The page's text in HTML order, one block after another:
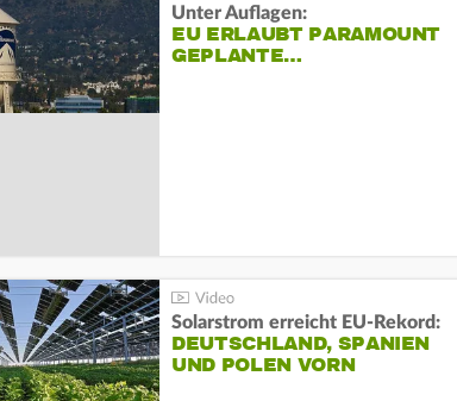
Unter Auflagen:
EU ERLAUBT PARAMOUNT
GEPLANTE…
Solarstrom erreicht EU-Rekord:
DEUTSCHLAND, SPANIEN
UND POLEN VORN